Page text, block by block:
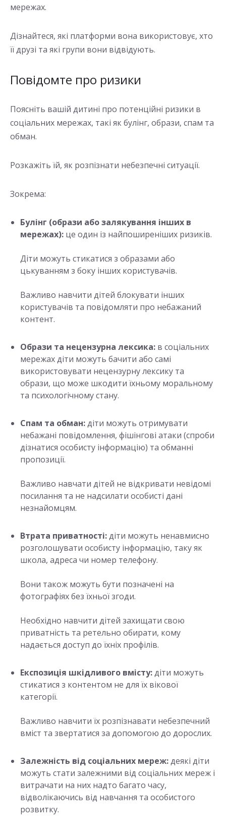
мережах.
Дізнайтеся, які платформи вона використовує, хто
її друзі та які групи вони відвідують.
Повідомте про ризики
Поясніть вашій дитині про потенційні ризики в
соціальних мережах, такі як булінг, образи, спам та
обман.
Розкажіть їй, як розпізнати небезпечні ситуації.
Зокрема:
Булінг (образи або залякування інших в
мережах): це один із найпоширеніших ризиків.
Діти можуть стикатися з образами або
цькуванням з боку інших користувачів.
Важливо навчити дітей блокувати інших
користувачів та повідомляти про небажаний
контент.
Образи та нецензурна лексика: в соціальних
мережах діти можуть бачити або самі
використовувати нецензурну лексику та
образи, що може шкодити їхньому моральному
та психологічному стану.
Спам та обман:діти можуть отримувати
небажані повідомлення, фішінгові атаки (спроби
дізнатися особисту інформацію) та обманні
пропозиції.
Важливо навчати дітей не відкривати невідомі
посилання та не надсилати особисті дані
незнайомцям.
Втрата приватності:діти можуть ненавмисно
розголошувати особисту інформацію, таку як
школа, адреса чи номер телефону.
Вони також можуть бути позначені на
фотографіях без їхньої згоди.
Необхідно навчити дітей захищати свою
приватність та ретельно обирати, кому
надається доступ до їхніх профілів.
Експозиція шкідливого вмісту:діти можуть
стикатися з контентом не для їх вікової
категорії.
Важливо навчити їх розпізнавати небезпечний
вміст та звертатися за допомогою до дорослих.
Залежність від соціальних мереж:деякі діти
можуть стати залежними від соціальних мереж і
витрачати на них надто багато часу,
відволікаючись від навчання та особистого
розвитку.